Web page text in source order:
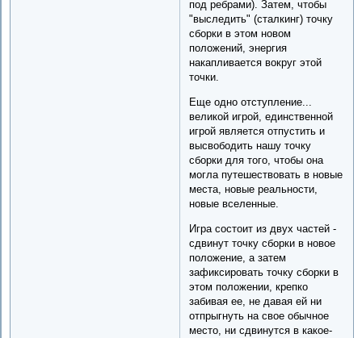
под ребрами). Затем, чтобы
"выследить" (сталкинг) точку
сборки в этом новом
положений, энергия
накапливается вокруг этой
точки.
Еще одно отступление...
великой игрой, единственной
игрой является отпустить и
высвободить нашу точку
сборки для того, чтобы она
могла путешествовать в новые
места, новые реальности,
новые вселенные.
Игра состоит из двух частей -
сдвинут точку сборки в новое
положение, а затем
зафиксировать точку сборки в
этом положении, крепко
забивая ее, не давая ей ни
отпрыгнуть на свое обычное
место, ни сдвинутся в какое-